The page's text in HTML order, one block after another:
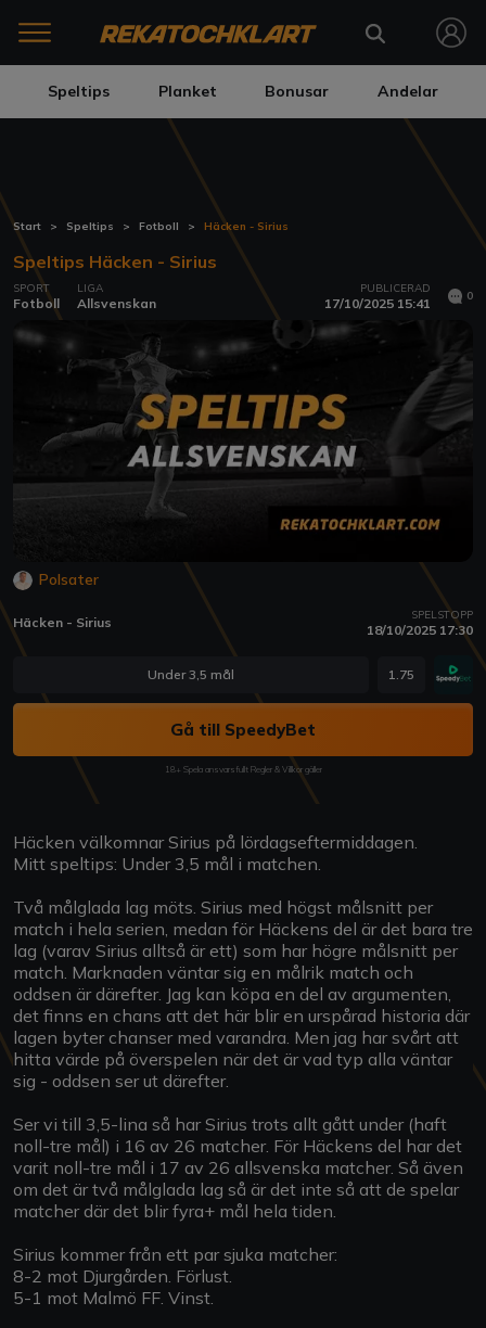
Speltips Planket Bonusar Andelar
Start Speltips Fotboll Häcken - Sirius
Speltips Häcken - Sirius
SPORT
Fotboll
LIGA
Allsvenskan
PUBLICERAD
17/10/2025 15:41 0
Polsater
Häcken - Sirius SPELSTOPP
18/10/2025 17:30
Under 3,5 mål 1.75
Gå till SpeedyBet
18+ Spela ansvarsfullt Regler & Villkor gäller
Häcken välkomnar Sirius på lördagseftermiddagen.
Mitt speltips: Under 3,5 mål i matchen.
Två målglada lag möts. Sirius med högst målsnitt per
match i hela serien, medan för Häckens del är det bara tre
lag (varav Sirius alltså är ett) som har högre målsnitt per
match. Marknaden väntar sig en målrik match och
oddsen är därefter. Jag kan köpa en del av argumenten,
det finns en chans att det här blir en urspårad historia där
lagen byter chanser med varandra. Men jag har svårt att
hitta värde på överspelen när det är vad typ alla väntar
sig - oddsen ser ut därefter.
Ser vi till 3,5-lina så har Sirius trots allt gått under (haft
noll-tre mål) i 16 av 26 matcher. För Häckens del har det
varit noll-tre mål i 17 av 26 allsvenska matcher. Så även
om det är två målglada lag så är det inte så att de spelar
matcher där det blir fyra+ mål hela tiden.
Sirius kommer från ett par sjuka matcher:
8-2 mot Djurgården. Förlust.
5-1 mot Malmö FF. Vinst.